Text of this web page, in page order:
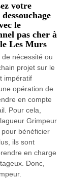
votre
le
pas cher à
Les Murs
de nécessité ou
projet sur le
impératif
opération de
en compte
Pour cela,
Grimpeur
bénéficier
ils sont
en charge
Donc,